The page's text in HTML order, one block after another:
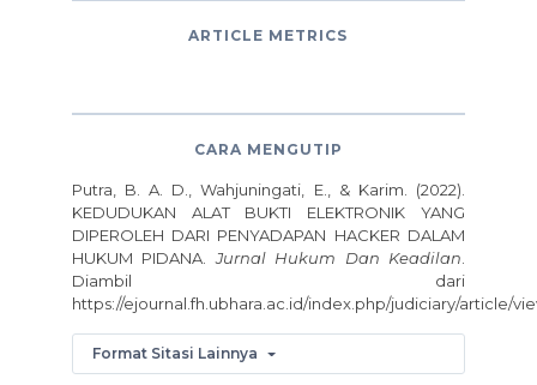
ARTICLE METRICS
CARA MENGUTIP
Putra, B. A. D., Wahjuningati, E., & Karim. (2022).
KEDUDUKAN ALAT BUKTI ELEKTRONIK YANG
DIPEROLEH DARI PENYADAPAN HACKER DALAM
HUKUM PIDANA.Jurnal Hukum Dan Keadilan
Diambil dari
https://ejournal.fh.ubhara.ac.id/index.php/judiciary/article/
Format Sitasi Lainnya